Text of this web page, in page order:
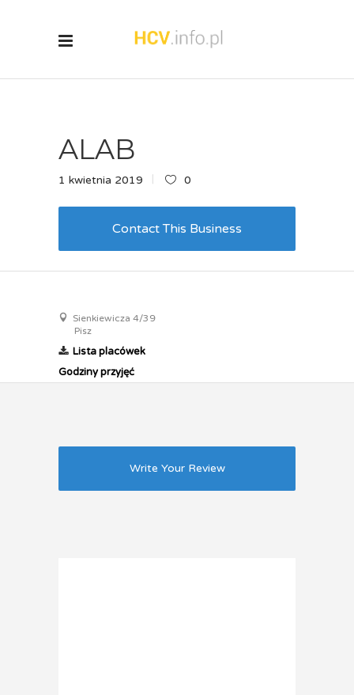
ALAB
1 kwietnia 2019 0
Contact This Business
Sienkiewicza 4/39
Pisz
Lista placówek
Godziny przyjęć
Write Your Review